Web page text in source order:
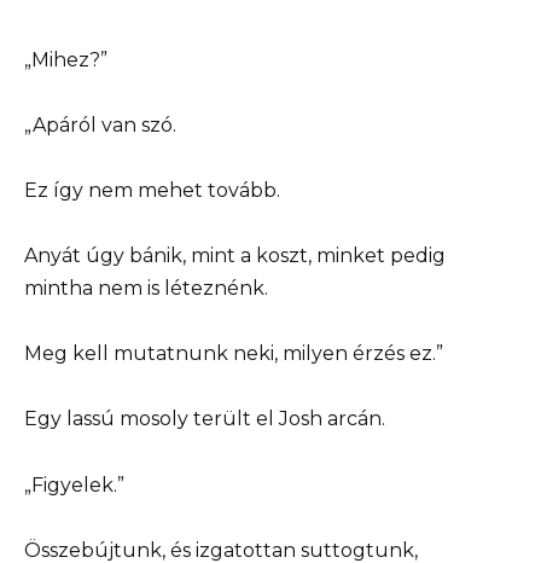
„Mihez?”
„Apáról van szó.
Ez így nem mehet tovább.
Anyát úgy bánik, mint a koszt, minket pedig
mintha nem is léteznénk.
Meg kell mutatnunk neki, milyen érzés ez.”
Egy lassú mosoly terült el Josh arcán.
„Figyelek.”
Összebújtunk, és izgatottan suttogtunk,